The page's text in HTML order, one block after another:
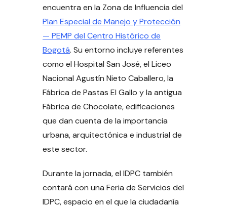
encuentra en la Zona de Influencia del
Plan Especial de Manejo y Protección
— PEMP del Centro Histórico de
Bogotá. Su entorno incluye referentes
como el Hospital San José, el Liceo
Nacional Agustín Nieto Caballero, la
Fábrica de Pastas El Gallo y la antigua
Fábrica de Chocolate, edificaciones
que dan cuenta de la importancia
urbana, arquitectónica e industrial de
este sector.
Durante la jornada, el IDPC también
contará con una Feria de Servicios del
IDPC, espacio en el que la ciudadanía